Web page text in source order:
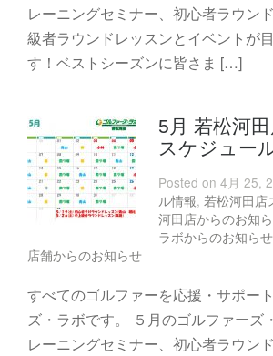
レーニングセミナー、初心者ラウン
級者ラウンドレッスンとイベントが
す！ベストシーズンに皆さま […]
5月 若松河
スケジュー
Posted on 4月 25,
ル情報, 若松河田店
河田店からのお知
ラボからのお知らせ
店舗からのお知らせ
すべてのゴルファーを応援・サポー
ズ・ラボです。 ５月のゴルファーズ
レーニングセミナー、初心者ラウン